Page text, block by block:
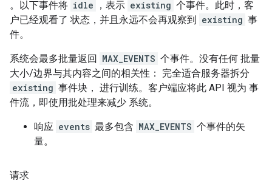
。以下事件将 idle ，表示 existing 个事件。此时，客
户已经观看了 状态，并且永远不会再观察到
existing 事
件。
系统会最多批量返回 MAX_EVENTS 个事件。没有任何 批量
大小/边界与其内容之间的相关性： 完全适合服务器拆分
existing 事件块， 进行训练。客户端应将此 API 视为 事
件流，即使用批处理来减少 系统。
响应 events 最多包含 MAX_EVENTS 个事件的矢
量。
请求